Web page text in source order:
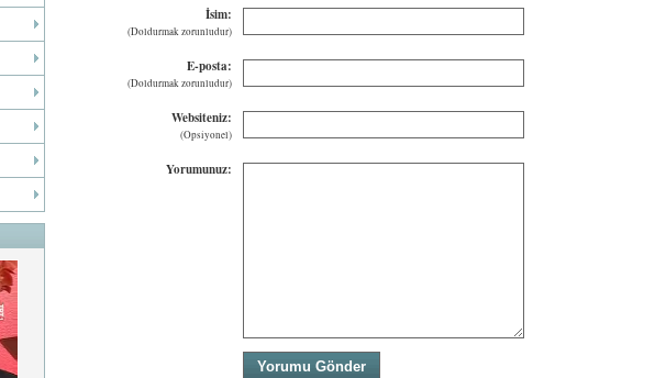
İsim:
(Doldurmak zorunludur)
E-posta:
(Doldurmak zorunludur)
Websiteniz:
(Opsiyonel)
Yorumunuz: